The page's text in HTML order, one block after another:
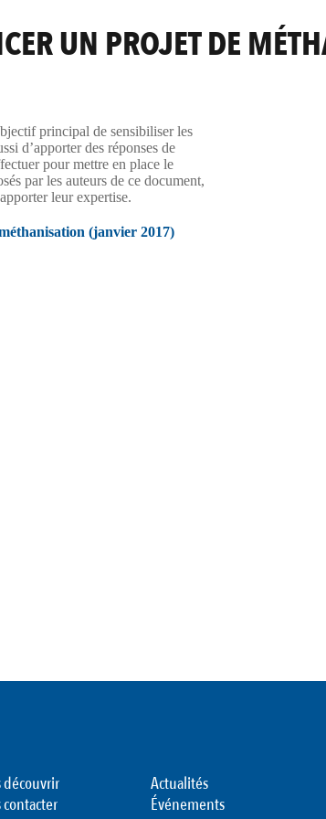
UN PROJET DE
principal de sensibiliser les
d’apporter des réponses de
pour mettre en place le
par les auteurs de ce document,
leur expertise.
(janvier 2017)
découvrir
contacter
Actualités
Événements